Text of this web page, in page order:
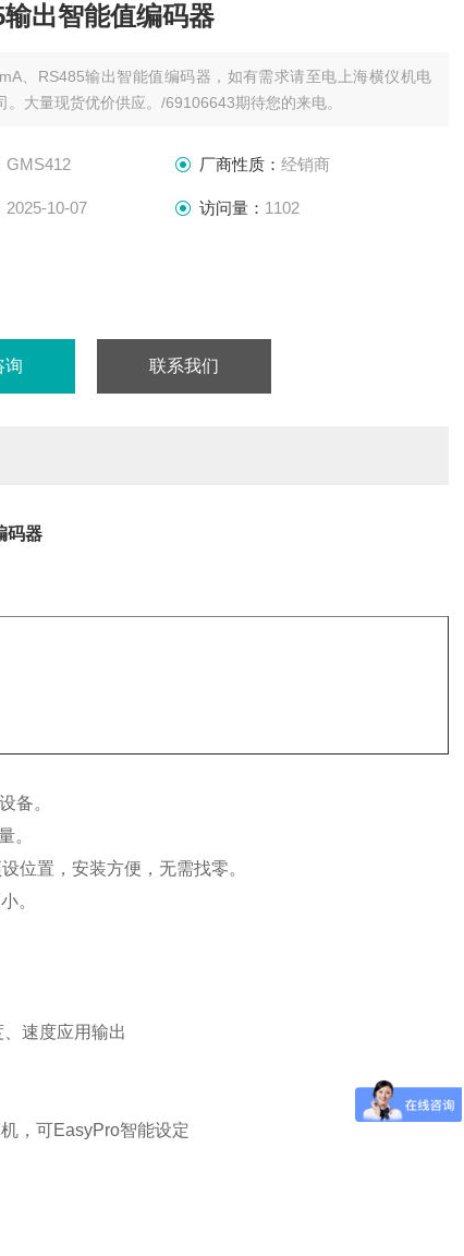
出智能值编码器
、RS485输出智能值编码器，如有需求请至电上海横仪机电
。大量现货优价供应。/69106643期待您的来电。
GMS412 厂商性质： 经销商
2025-10-07 访问量： 1102
询 联系我们
码器
备。
。
位置，安装方便，无需找零。
。
速度应用输出
，可EasyPro智能设定